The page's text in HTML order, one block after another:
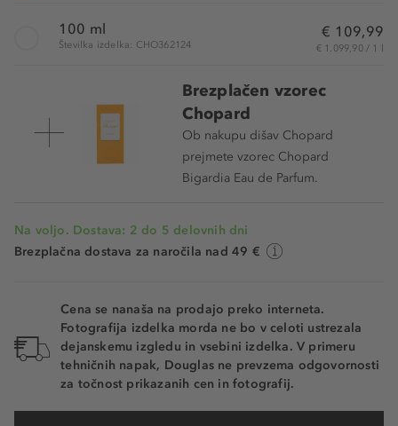
100 ml
Številka izdelka: CHO362124
€ 109,99
€ 1.099,90 / 1 l
Brezplačen vzorec
Chopard
Ob nakupu dišav Chopard
prejmete vzorec Chopard
Bigardia Eau de Parfum.
Na voljo. Dostava: 2 do 5 delovnih dni
Brezplačna dostava za naročila nad 49 €
Cena se nanaša na prodajo preko interneta.
Fotografija izdelka morda ne bo v celoti ustrezala
dejanskemu izgledu in vsebini izdelka. V primeru
tehničnih napak, Douglas ne prevzema odgovornosti
za točnost prikazanih cen in fotografij.